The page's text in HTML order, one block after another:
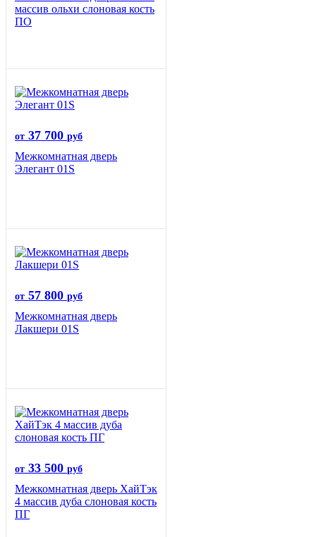
массив ольхи слоновая кость
ПО
от 37 700 руб
Межкомнатная дверь
Элегант 01S
от 57 800 руб
Межкомнатная дверь
Лакшери 01S
от 33 500 руб
Межкомнатная дверь ХайТэк
4 массив дуба слоновая кость
ПГ